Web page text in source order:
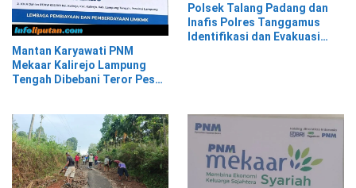
Mantan Karyawati PNM
Mekaar Kalirejo Lampung
Tengah Dibebani Teror Pesan
Polsek Talang Padang dan
Inafis Polres Tanggamus
Identifikasi dan Evakuasi